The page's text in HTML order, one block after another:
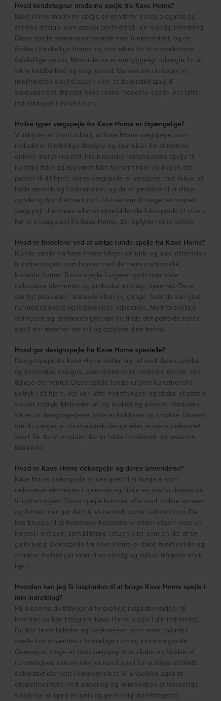
Hvad kendetegner moderne spejle fra Kave Home?
Kave Home moderne spejle er kendt for deres elegante og
stilrene design, som passer perfekt ind i en nutidig indretning.
Disse spejle kombinerer æstetik med funktionalitet, og de
findes i forskellige former og størrelser for at imødekomme
forskellige behov. Materialerne er omhyggeligt udvalgte for at
sikre holdbarhed og lang levetid. Uanset om du søger et
minimalistisk spejl til stuen eller et dekorativt spejl til
soveværelset, tilbyder Kave Home moderne spejle, der løfter
indretningen i ethvert rum.
Hvilke typer vægspejle fra Kave Home er tilgængelige?
Vi tilbyder et bredt udvalg af Kave Home vægspejle, som
inkluderer forskellige designs og størrelser for at matche
enhver indretningsstil. Fra klassiske rektangulære spejle til
kunstneriske og asymmetriske former finder du noget, der
passer til dit hjem. Vores vægspejle er designet med fokus på
både æstetik og funktionalitet, og de er perfekte til at tilføje
dybde og lys til ethvert rum. Uanset om du søger et simpelt
vægspejl til entreen eller et iøjnefaldende fokuspunkt til stuen,
har vi et vægspejl fra Kave Home, der opfylder dine behov.
Hvad er fordelene ved at vælge runde spejle fra Kave Home?
Runde spejle fra Kave Home tilføjer en unik og blød dimension
til indretningen, som bryder med de mere traditionelle,
kantede former. Disse spejle fungerer godt som både
dekorative elementer og praktiske indslag i hjemmet. De er
særligt populære i badeværelser og gange, hvor de kan give
rummet et åbent og indbydende udseende. Med forskellige
størrelser og rammedesigns kan du finde det perfekte runde
spejl, der matcher din stil og opfylder dine behov.
Hvad gør designspejle fra Kave Home specielle?
Designspejle fra Kave Home skiller sig ud med deres unikke
og innovative designs, som kombinerer moderne trends med
tidløse elementer. Disse spejle fungerer som kunstneriske
udtryk i dit hjem, der kan løfte indretningen og skabe et stærkt
visuelt indtryk. Materialer af høj kvalitet og præcist håndværk
sikrer, at designspejlene både er holdbare og smukke. Uanset
om du vælger et minimalistisk design eller et mere dekoreret
spejl, får du et produkt, der er både funktionelt og æstetisk
tiltalende.
Hvad er Kave Home dekospejle og deres anvendelse?
Kave Home dekospejle er designet til at fungere som
dekorative elementer i hjemmet og tilføje en ekstra dimension
til indretningen. Disse spejle kommer ofte med unikke rammer
og former, der gør dem til et centralt punkt i ethvert rum. De
kan bruges til at fremhæve bestemte områder såsom over en
konsol i entreen, som blikfang i stuen eller som en del af en
gallerivæg. Dekospejle fra Kave Home er både funktionelle og
smukke, hvilket gør dem til en alsidig og stilfuld tilføjelse til dit
hjem.
Hvordan kan jeg få inspiration til at bruge Kave Home spejle i
min indretning?
På likehome.dk tilbyder vi forskellige inspirationsidéer til,
hvordan du kan integrere Kave Home spejle i din indretning.
Du kan finde billeder og beskrivelser, som viser, hvordan
spejle kan anvendes i forskellige rum og indretningsstile.
Overvej at bruge et stort vægspejl til at skabe en følelse af
rummelighed i stuen eller et rundt spejl for at tilføje et blødt,
dekorativt element i soveværelset. Vi anbefaler også at
eksperimentere med placering og kombination af forskellige
spejle for at opnå en unik og personlig indretningsstil.